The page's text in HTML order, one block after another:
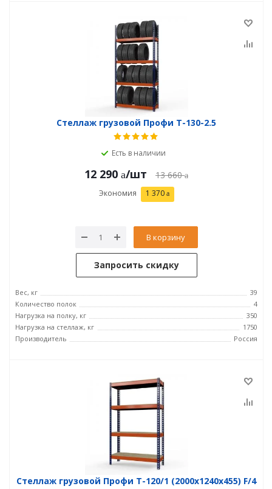
Стеллаж грузовой Профи Т-130-2.5
Есть в наличии
12 290 /шт 13 660
Экономия 1 370
В корзину
Запросить скидку
Вес, кг
39
Количество полок
4
Нагрузка на полку, кг
350
Нагрузка на стеллаж, кг
1750
Производитель
Россия
Стеллаж грузовой Профи Т-120/1 (2000x1240x455) F/4